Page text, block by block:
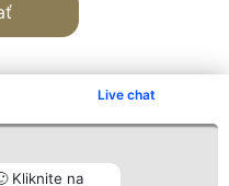
Live chat
Kliknite na
Kontakt